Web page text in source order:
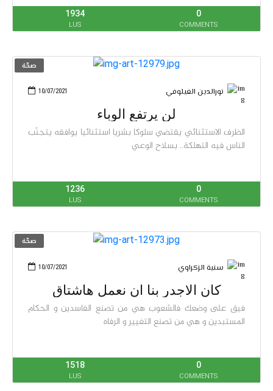
1934
LUS
0
COMMENTS
صحّة
10/07/2021 نورالدين الغيلوفي
لن يرتفع الوباء
الظرف الاستثنائي يقتضي سلوكا بشريا استثنائيا يوافقه يتجنّب
الناس فيه التهلكة.. بسلاح الوعي
1236
LUS
0
COMMENTS
صحّة
10/07/2021 سنية الزكراوي
كان الاجدر بنا ان نعمل هاشتاق
فيق على وضعك فالشعوب هي من تصنع الفاسدين و الحكام
المستبدين و هي من تصنع التغيير و الرفاه
1518
LUS
0
COMMENTS